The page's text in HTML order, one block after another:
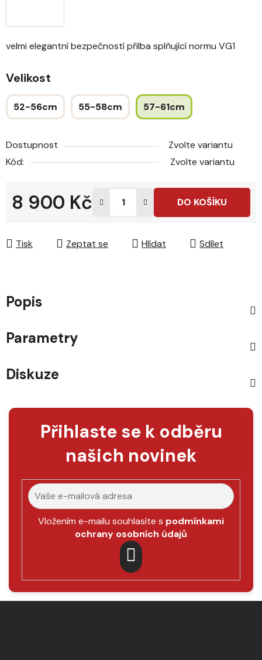
velmi elegantní bezpečností přilba splňující normu VG1
Velikost
52-56cm 55-58cm 57-61cm
Dostupnost
Zvolte variantu
Kód:
Zvolte variantu
8 900 Kč DO KOŠÍKU
Tisk Zeptat se Hlídat Sdílet
Popis
Parametry
Diskuze
Přihlaste se k odběru
našich novinek
Vložením e-mailu souhlasíte s podmínkami
ochrany osobních údajů
PŘIHLÁSIT
SE